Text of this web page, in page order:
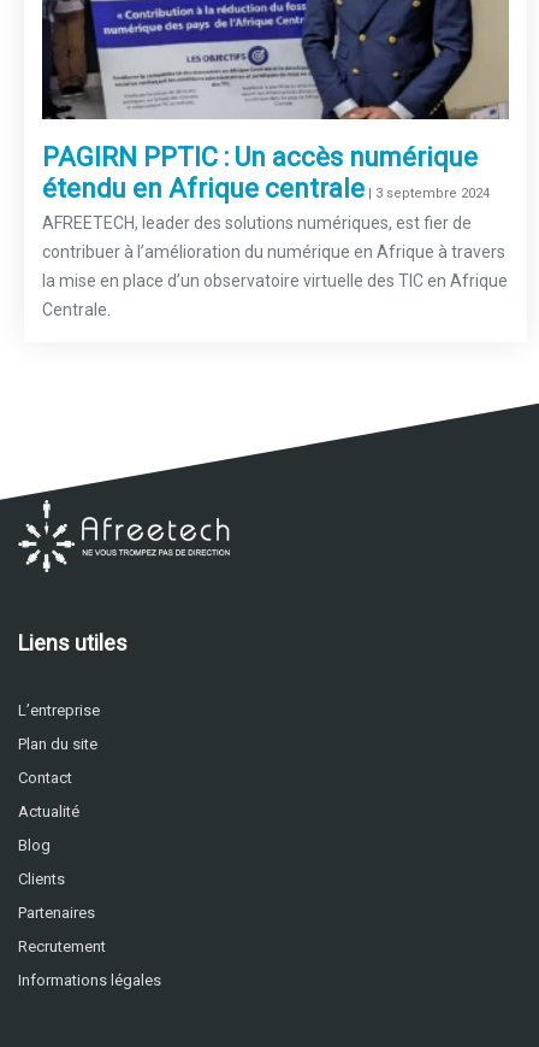
PAGIRN PPTIC : Un accès numérique
étendu en Afrique centrale | 3 septembre 2024
AFREETECH, leader des solutions numériques, est fier de
contribuer à l’amélioration du numérique en Afrique à travers
la mise en place d’un observatoire virtuelle des TIC en Afrique
Centrale.
Liens utiles
L’entreprise
Plan du site
Contact
Actualité
Blog
Clients
Partenaires
Recrutement
Informations légales